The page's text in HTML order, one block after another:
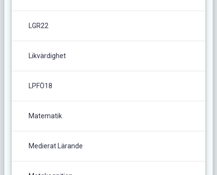
LGR22
Likvärdighet
LPFÖ18
Matematik
Medierat Lärande